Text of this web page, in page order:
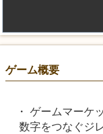
ゲーム概要
ゲームマーケ
数字をつなぐジ